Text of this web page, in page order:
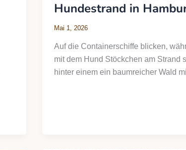
Hundestrand in
Mai 1, 2026
Auf die Containerschiffe blicken,
mit dem Hund Stöckchen am Strand
hinter einem ein baumreicher Wald